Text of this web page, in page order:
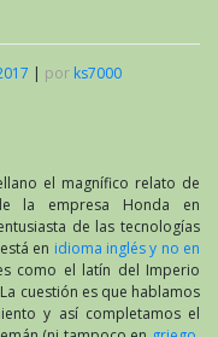
| por ks7000
el magnífico relato de
la empresa Honda en
de las tecnologías
en idioma inglés y no en
como el latín del Imperio
cuestión es que hablamos
y así completamos el